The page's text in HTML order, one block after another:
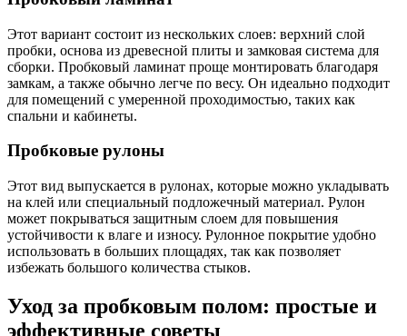
Этот вариант состоит из нескольких слоев: верхний слой
пробки, основа из древесной плиты и замковая система для
сборки. Пробковый ламинат проще монтировать благодаря
замкам, а также обычно легче по весу. Он идеально подходит
для помещений с умеренной проходимостью, таких как
спальни и кабинеты.
Пробковые рулоны
Этот вид выпускается в рулонах, которые можно укладывать
на клей или специальный подложечный материал. Рулон
может покрываться защитным слоем для повышения
устойчивости к влаге и износу. Рулонное покрытие удобно
использовать в больших площадях, так как позволяет
избежать большого количества стыков.
Уход за пробковым полом: простые и
эффективные советы